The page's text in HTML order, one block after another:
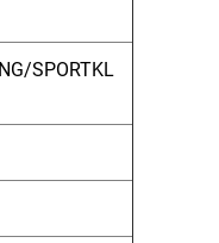
SPORTKL